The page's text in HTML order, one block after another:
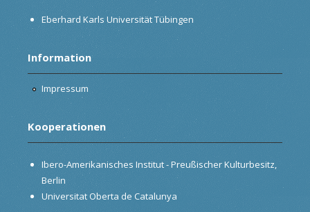
Eberhard Karls Universität Tübingen
Information
Impressum
Kooperationen
Ibero-Amerikanisches Institut - Preußischer Kulturbesitz,
Berlin
Universitat Oberta de Catalunya